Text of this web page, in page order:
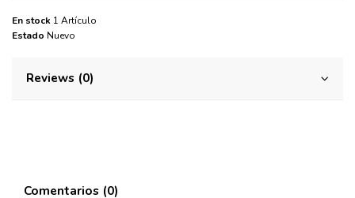
En stock 1 Artículo
Estado Nuevo
Reviews (0)
Comentarios (0)